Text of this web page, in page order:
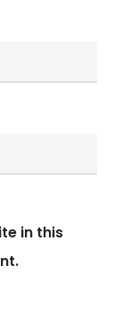
in this